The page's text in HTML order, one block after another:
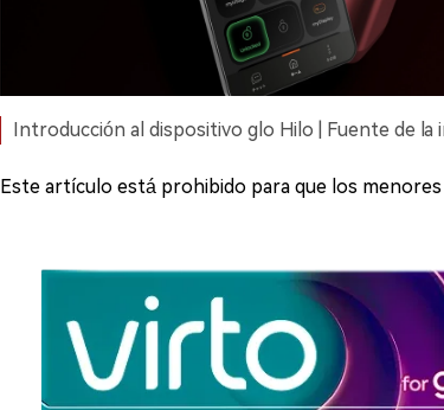
Introducción al dispositivo glo Hilo | Fuente de la
Este artículo está prohibido para que los